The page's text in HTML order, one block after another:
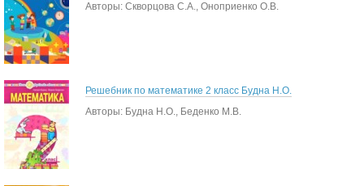
Авторы: Скворцова С.А., Оноприенко О.В.
Решебник по математике 2 класс Будна Н.О.
Авторы: Будна Н.О., Беденко М.В.